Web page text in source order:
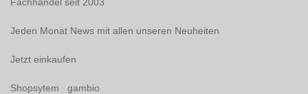
Jeden Monat News mit allen unseren Neuheiten
Jetzt einkaufen
Shopsytem gambio